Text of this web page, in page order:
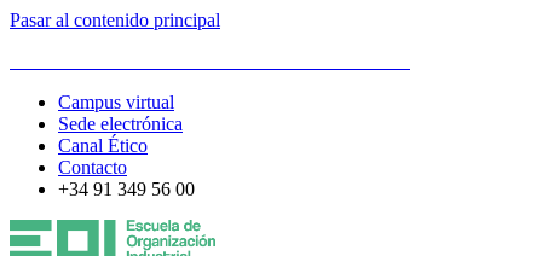
Pasar al contenido principal
Campus virtual
Sede electrónica
Canal Ético
Contacto
+34 91 349 56 00